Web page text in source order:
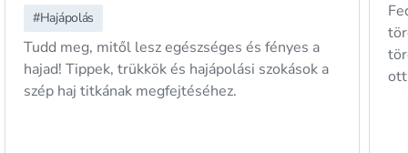
#Hajápolás
Tudd meg, mitől lesz egészséges és fényes a
hajad! Tippek, trükkök és hajápolási szokások a
szép haj titkának megfejtéséhez.